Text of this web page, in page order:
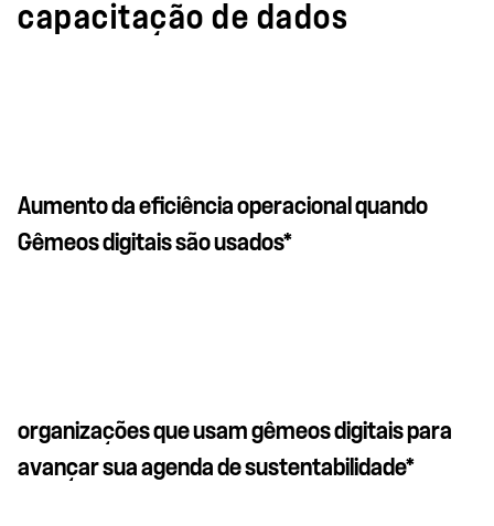
capacitação de dados
Aumento da eficiência operacional quando
Gêmeos digitais são usados*
organizações que usam gêmeos digitais para
avançar sua agenda de sustentabilidade*